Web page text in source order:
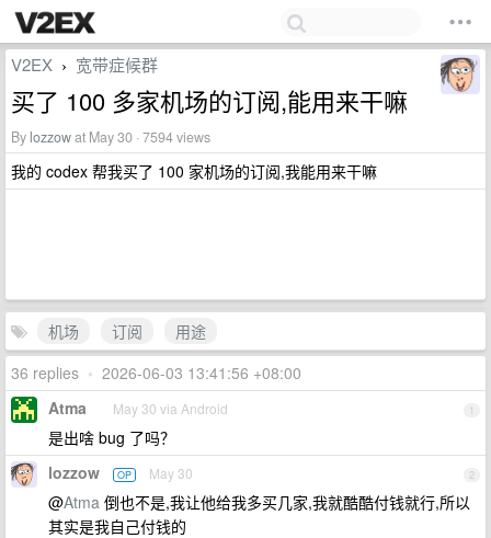
V2EX › 宽带症候群
买了 100 多家机场的订阅,能用来干嘛
By lozzowat May 30 · 7594 views
我的 codex 帮我买了 100 家机场的订阅,我能用来干嘛
机场 订阅
用途
36 replies • 2026-06-03 13:41:56 +08:00
1
Atma May 30 via Android
是出啥 bug 了吗？
2
lozzow OP May 30
@Atma 倒也不是,我让他给我多买几家,我就酷酷付钱就行,所以
其实是我自己付钱的